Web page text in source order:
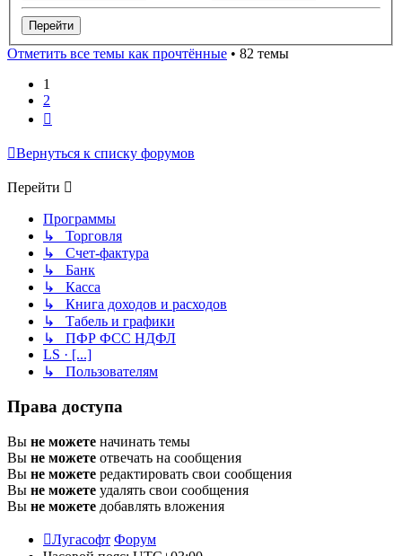
Отметить все темы как прочтённые • 82 темы
1
2
Вернуться к списку форумов
Перейти
Программы
↳ Торговля
↳ Счет-фактура
↳ Банк
↳ Касса
↳ Книга доходов и расходов
↳ Табель и графики
↳ ПФР ФСС НДФЛ
LS · [...]
↳ Пользователям
Права доступа
Вы не можете начинать темы
Вы не можете отвечать на сообщения
Вы не можете редактировать свои сообщения
Вы не можете удалять свои сообщения
Вы не можете добавлять вложения
Лугасофт Форум